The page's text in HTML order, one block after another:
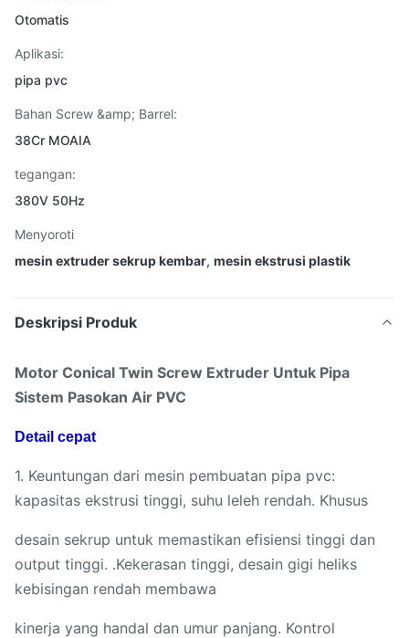
Otomatis
Aplikasi:
pipa pvc
Bahan Screw &amp; Barrel:
38Cr MOAIA
tegangan:
380V 50Hz
Menyoroti
mesin extruder sekrup kembar, mesin ekstrusi plastik
Deskripsi Produk
Motor Conical Twin Screw Extruder Untuk Pipa
Sistem Pasokan Air PVC
Detail cepat
1. Keuntungan dari mesin pembuatan pipa pvc:
kapasitas ekstrusi tinggi, suhu leleh rendah. Khusus
desain sekrup untuk memastikan efisiensi tinggi dan
output tinggi. .Kekerasan tinggi, desain gigi heliks
kebisingan rendah membawa
kinerja yang handal dan umur panjang. Kontrol